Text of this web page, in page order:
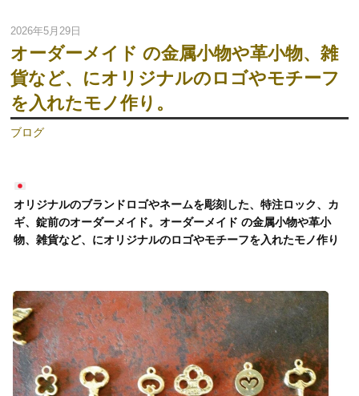
2026年5月29日
オーダーメイド の金属小物や革小物、雑
貨など、にオリジナルのロゴやモチーフ
を入れたモノ作り。
ブログ
オリジナルのブランドロゴやネームを彫刻した、特注ロック、カ
ギ、錠前のオーダーメイド。オーダーメイド の金属小物や革小
物、雑貨など、にオリジナルのロゴやモチーフを入れたモノ作り
動
画
プ
レ
ー
ヤ